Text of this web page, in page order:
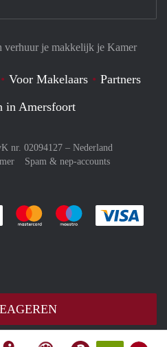
verhuur je makkelijk je Kamer
Voor Makelaars
Partners
in Amersfoort
nr. 02094127 – Nederland
Spam & nep-accounts
Je rekent gemakkelijk af met Paypal
Je rekent gemakkelijk af met
Je rekent